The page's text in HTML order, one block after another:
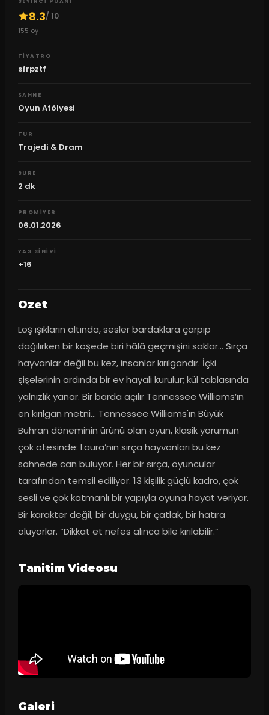
8.3/ 10
155 oy
TIYATRO
sfrpztf
SAHNE
Oyun Atölyesi
TUR
Trajedi & Dram
SURE
2 dk
PROMIYER
06.01.2026
YAS SINIRI
+16
Ozet
Loş ışıkların altında, sesler bardaklara çarpıp
dağılırken bir köşede biri hâlâ geçmişini saklar… Sırça
hayvanlar değil bu kez, insanlar kırılgandır. İçki
şişelerinin ardında bir ev hayali kurulur; kül tablasında
yalnızlık yanar. Bir barda açılır Tennessee Williams’ın
en kırılgan metni… Tennessee Williams'ın Büyük
Buhran döneminin ürünü olan oyun, klasik yorumun
çok ötesinde: Laura’nın sırça hayvanları bu kez
sahnede can buluyor. Her bir sırça, oyuncular
tarafından temsil ediliyor. 13 kişilik güçlü kadro, çok
sesli ve çok katmanlı bir yapıyla oyuna hayat veriyor.
Bir karakter değil, bir duygu, bir çatlak, bir hatıra
oluyorlar. “Dikkat et nefes alınca bile kırılabilir.”
Tanitim Videosu
Galeri